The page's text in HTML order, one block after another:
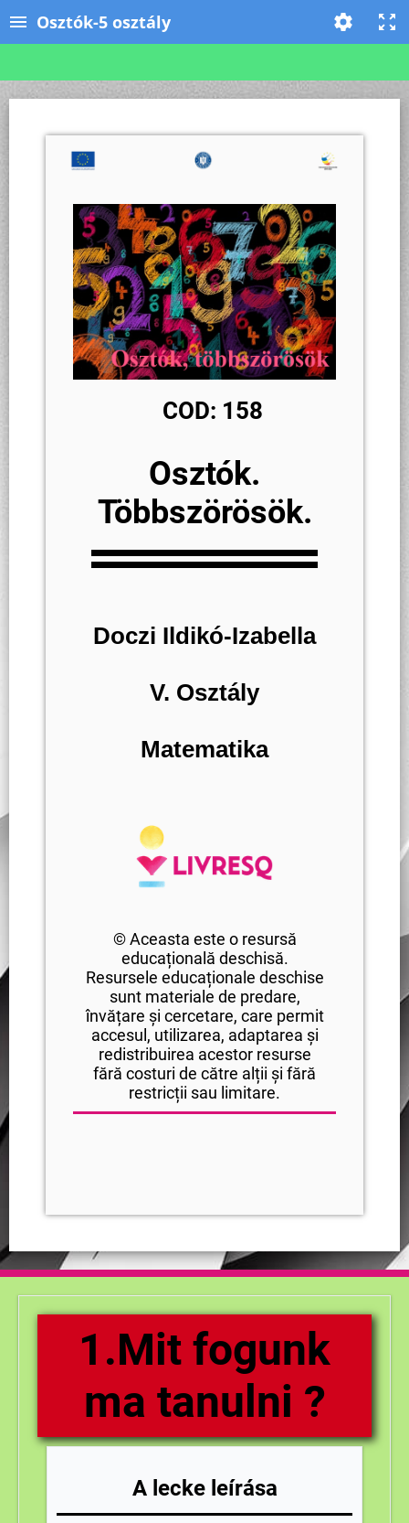
Osztók-5 osztály
COD: 158
Osztók.
Többszörösök.
Doczi Ildikó-Izabella
V. Osztály
Matematika
© Aceasta este o resursă
educațională deschisă.
Resursele educaționale deschise
sunt materiale de predare,
învățare și cercetare, care permit
accesul, utilizarea, adaptarea și
redistribuirea acestor resurse
fără costuri de către alții și fără
restricții sau limitare.
1.Mit fogunk
ma tanulni ?
A lecke leírása